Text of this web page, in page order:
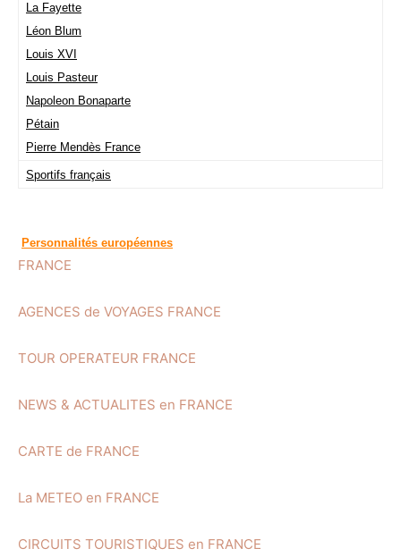
La Fayette
Léon Blum
Louis XVI
Louis Pasteur
Napoleon Bonaparte
Pétain
Pierre Mendès France
Sportifs français
Personnalités européennes
FRANCE
AGENCES de VOYAGES FRANCE
TOUR OPERATEUR FRANCE
NEWS & ACTUALITES en FRANCE
CARTE de FRANCE
La METEO en FRANCE
CIRCUITS TOURISTIQUES en FRANCE